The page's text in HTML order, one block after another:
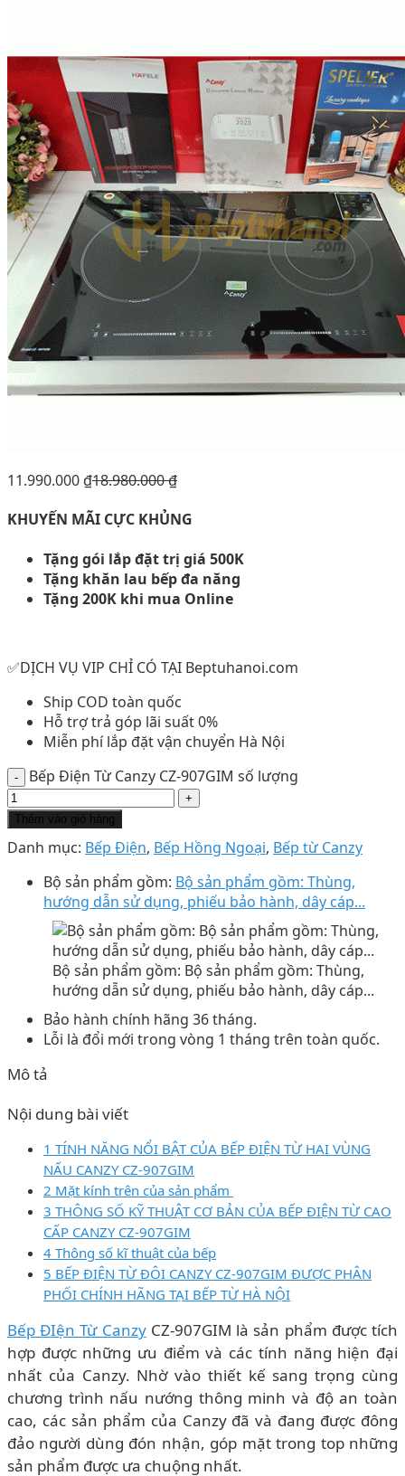
11.990.000 ₫18.980.000₫
KHUYẾN MÃI CỰC KHỦNG
Tặng gói lắp đặt trị giá 500K
Tặng khăn lau bếp đa năng
Tặng 200K khi mua Online
✅DỊCH VỤ VIP CHỈ CÓ TẠI Beptuhanoi.com
Ship COD toàn quốc
Hỗ trợ trả góp lãi suất 0%
Miễn phí lắp đặt vận chuyển Hà Nội
Bếp Điện Từ Canzy CZ-907GIM số lượng
Thêm vào giỏ hàng
Danh mục: Bếp Điện, Bếp Hồng Ngoại, Bếp từ Canzy
Bộ sản phẩm gồm: Bộ sản phẩm gồm: Thùng,
hướng dẫn sử dụng, phiếu bảo hành, dây cáp...
Bộ sản phẩm gồm: Bộ sản phẩm gồm: Thùng,
hướng dẫn sử dụng, phiếu bảo hành, dây cáp...
Bảo hành chính hãng 36 tháng.
Lỗi là đổi mới trong vòng 1 tháng trên toàn quốc.
Mô tả
Nội dung bài viết
1 TÍNH NĂNG NỔI BẬT CỦA BẾP ĐIỆN TỪ HAI VÙNG
NẤU CANZY CZ-907GIM
2 Mặt kính trên của sản phẩm
3 THÔNG SỐ KỸ THUẬT CƠ BẢN CỦA BẾP ĐIỆN TỪ CAO
CẤP CANZY CZ-907GIM
4 Thông số kĩ thuật của bếp
5 BẾP ĐIỆN TỪ ĐÔI CANZY CZ-907GIM ĐƯỢC PHÂN
PHỐI CHÍNH HÃNG TẠI BẾP TỪ HÀ NỘI
Bếp ĐIện Từ CanzyCZ-907GIM là sản phẩm được tích
hợp được những ưu điểm và các tính năng hiện đại
nhất của Canzy. Nhờ vào thiết kế sang trọng cùng
chương trình nấu nướng thông minh và độ an toàn
cao, các sản phẩm của Canzy đã và đang được đông
đảo người dùng đón nhận, góp mặt trong top những
sản phẩm được ưa chuộng nhất.